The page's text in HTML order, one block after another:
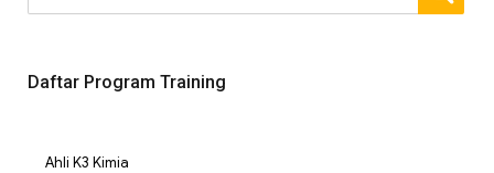
Daftar Program Training
Ahli K3 Kimia